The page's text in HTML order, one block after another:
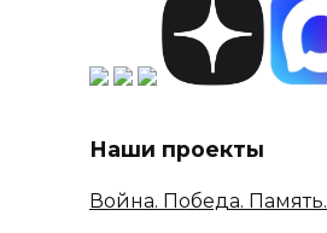
Наши проекты
Война. Победа. Память.